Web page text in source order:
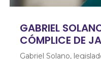
GABRIEL
CÓMPLICE DE
Gabriel Solano,